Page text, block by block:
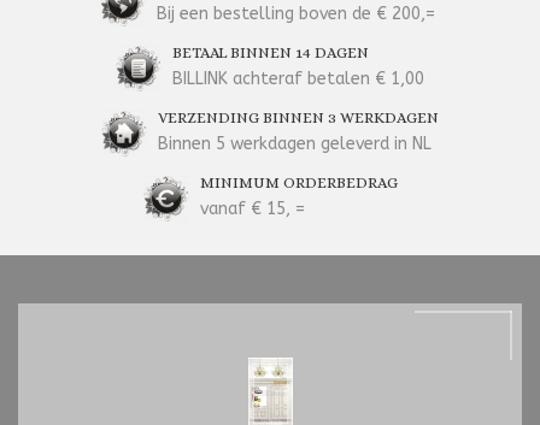
Bij een bestelling boven de € 200,=
BETAAL BINNEN 14 DAGEN
BILLINK achteraf betalen € 1,00
VERZENDING BINNEN 3 WERKDAGEN
Binnen 5 werkdagen geleverd in NL
MINIMUM ORDERBEDRAG
vanaf € 15, =